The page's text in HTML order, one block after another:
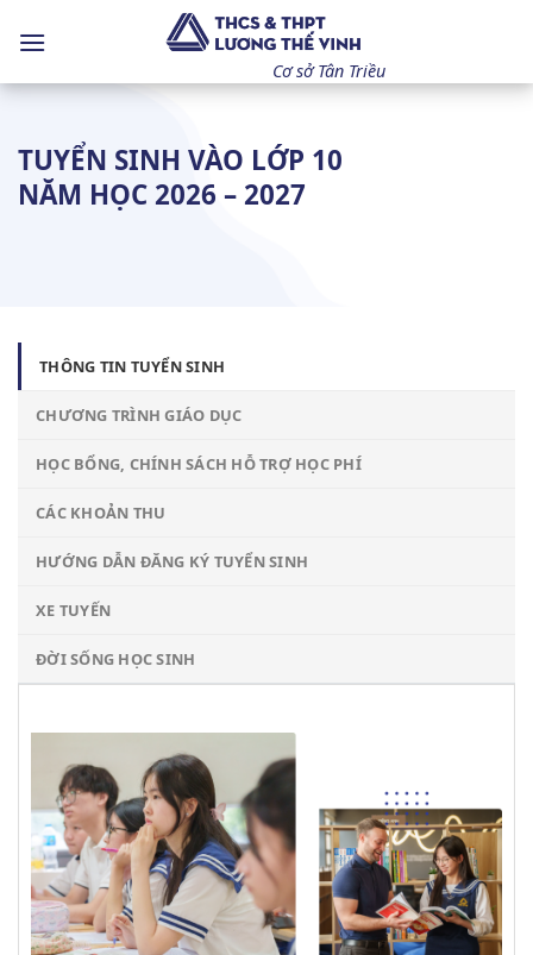
qua
Cơ sở Tân Triều
TUYỂN SINH VÀO LỚP 10
NĂM HỌC 2026 – 2027
THÔNG TIN TUYỂN SINH
CHƯƠNG TRÌNH GIÁO DỤC
HỌC BỔNG, CHÍNH SÁCH HỖ TRỢ HỌC PHÍ
CÁC KHOẢN THU
HƯỚNG DẪN ĐĂNG KÝ TUYỂN SINH
XE TUYẾN
ĐỜI SỐNG HỌC SINH